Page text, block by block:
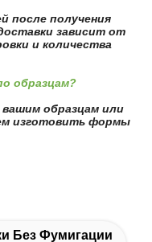
после получения
зависит от
и количества
образцам?
образцам или
изготовить формы
Без Фумигации